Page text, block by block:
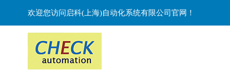
欢迎您访问启科(上海)自动化系统有限公司官网！